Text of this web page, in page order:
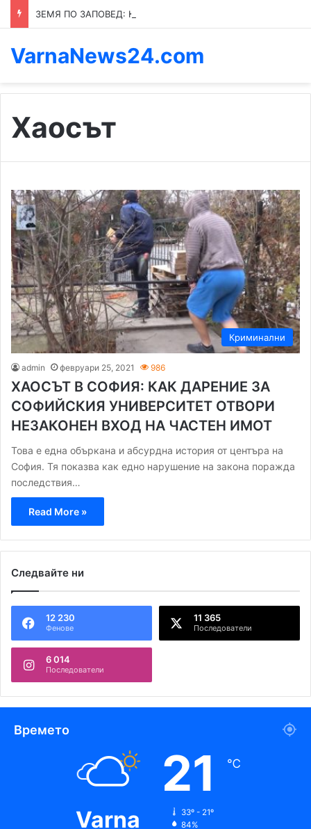
VarnaNews24.com
Хаосът
Криминални
admin февруари 25, 2021 986
ХАОСЪТ В СОФИЯ: КАК ДАРЕНИЕ ЗА
СОФИЙСКИЯ УНИВЕРСИТЕТ ОТВОРИ
НЕЗАКОНЕН ВХОД НА ЧАСТЕН ИМОТ
Това е една объркана и абсурдна история от центъра на
София. Тя показва как едно нарушение на закона поражда
последствия…
Read More »
Следвайте ни
12 230
Фенове
11 365
Последователи
6 014
Последователи
Времето
Varna
21 ℃
33º - 21º
84%